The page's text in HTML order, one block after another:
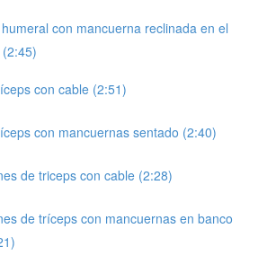
con mancuerna reclinada en el
con cable (2:51)
con mancuernas sentado (2:40)
de triceps con cable (2:28)
de tríceps con mancuernas en banco